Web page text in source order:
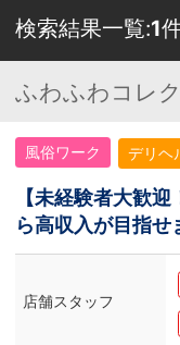
検索結果一覧:1
ふわふわコレ
風俗ワーク デリヘ
【未経験者大歓
ら高収入が目指せ
店舗スタッフ